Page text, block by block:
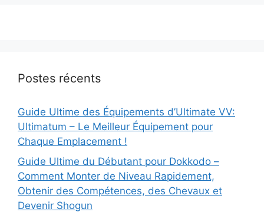
Postes récents
Guide Ultime des Équipements d’Ultimate VV:
Ultimatum – Le Meilleur Équipement pour
Chaque Emplacement !
Guide Ultime du Débutant pour Dokkodo –
Comment Monter de Niveau Rapidement,
Obtenir des Compétences, des Chevaux et
Devenir Shogun